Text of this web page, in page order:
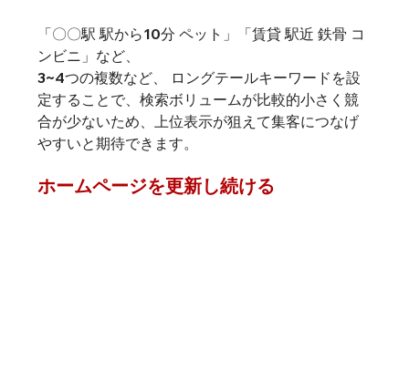
「〇〇駅 駅から10分 ペット」「賃貸 駅近 鉄骨 コ
ンビニ」など、
3~4つの複数など、 ロングテールキーワードを設
定することで、検索ボリュームが比較的小さく競
合が少ないため、上位表示が狙えて集客につなげ
やすいと期待できます。
ホームページを更新し続ける